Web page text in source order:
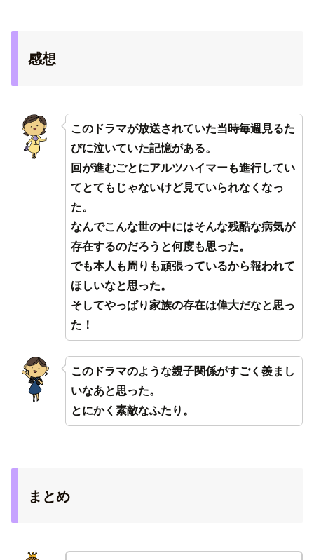
感想
このドラマが放送されていた当時毎週見るた
びに泣いていた記憶がある。
回が進むごとにアルツハイマーも進行してい
てとてもじゃないけど見ていられなくなっ
た。
なんでこんな世の中にはそんな残酷な病気が
存在するのだろうと何度も思った。
でも本人も周りも頑張っているから報われて
ほしいなと思った。
そしてやっぱり家族の存在は偉大だなと思っ
た！
このドラマのような親子関係がすごく羨まし
いなあと思った。
とにかく素敵なふたり。
まとめ